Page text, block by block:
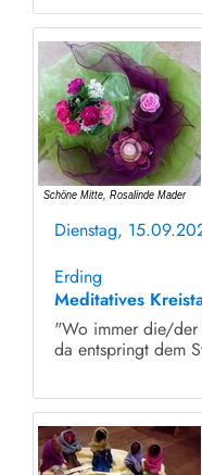
Dienstag,
Erding
Meditatives
"Wo immer die/der
da entspringt dem